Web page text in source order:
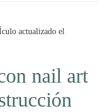
actualizado el
nail art